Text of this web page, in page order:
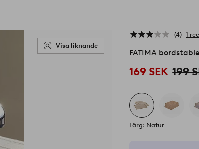
Visa liknande
4 1
FATIMA
169 SEK 199
Färg: Natur